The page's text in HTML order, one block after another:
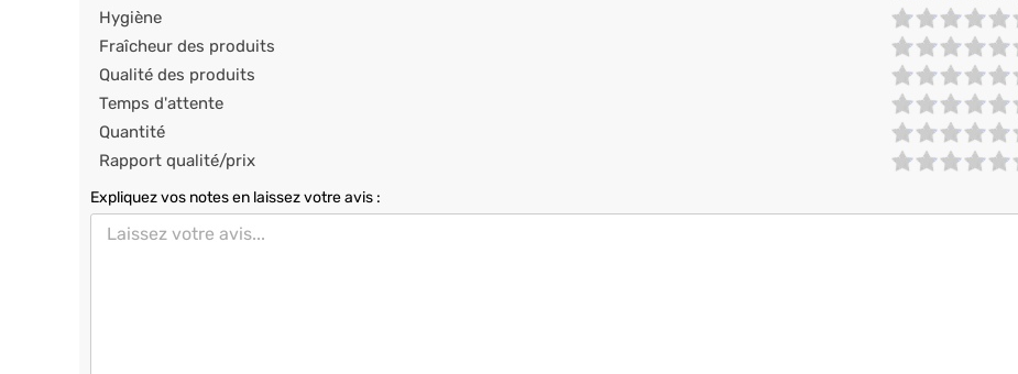
Hygiène
Fraîcheur des produits
Qualité des produits
Temps d'attente
Quantité
Rapport qualité/prix
Expliquez vos notes en laissez votre avis :